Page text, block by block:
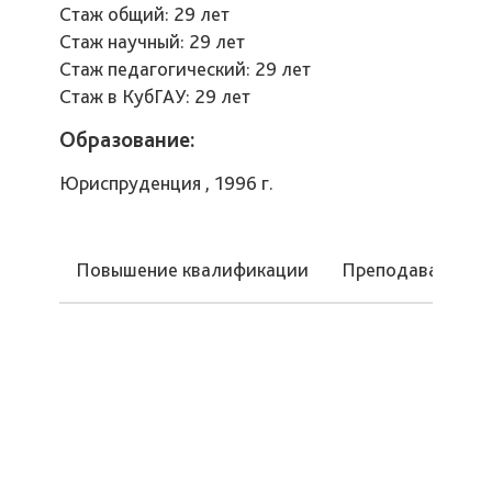
Стаж общий: 29 лет
Стаж научный: 29 лет
Стаж педагогический: 29 лет
Стаж в КубГАУ: 29 лет
Образование:
Юриспруденция , 1996 г.
Повышение квалификации Преподаваемые